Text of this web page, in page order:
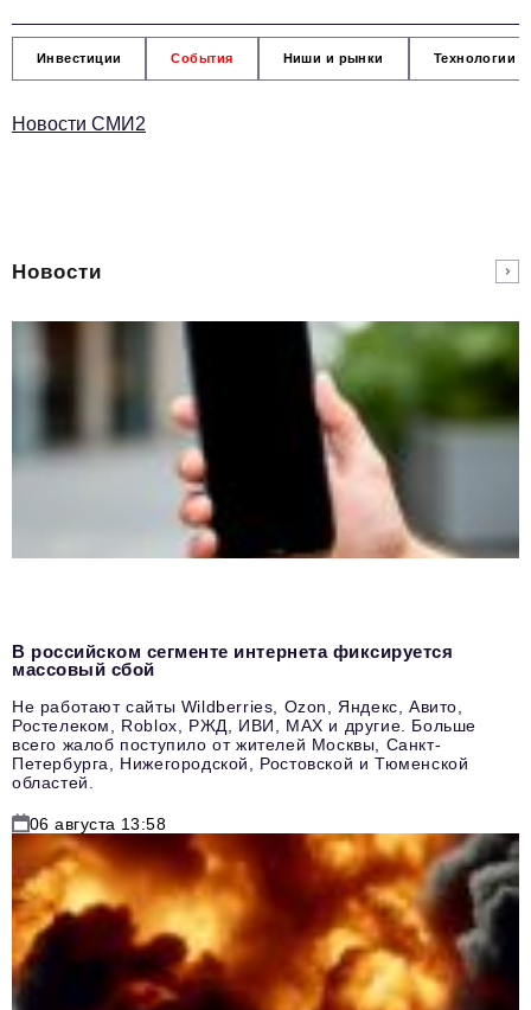
Инвестиции События Ниши и рынки Технологии
Новости СМИ2
Новости
В российском сегменте интернета фиксируется
массовый сбой
Не работают сайты Wildberries, Ozon, Яндекс, Авито,
Ростелеком, Roblox, РЖД, ИВИ, MAX и другие. Больше
всего жалоб поступило от жителей Москвы, Санкт-
Петербурга, Нижегородской, Ростовской и Тюменской
областей.
06 августа 13:58